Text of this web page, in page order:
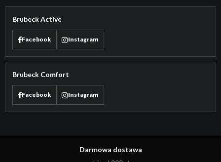
Brubeck Active
Facebook Instagram
Brubeck Comfort
Facebook Instagram
Darmowa dostawa